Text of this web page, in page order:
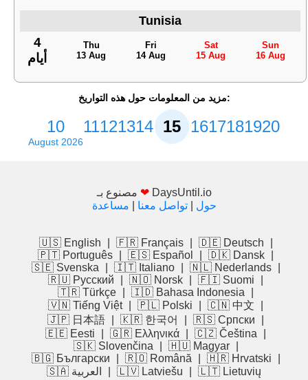
Tunisia
4
أيام
Thu
13 Aug
Fri
14 Aug
Sat
15 Aug
Sun
16 Aug
مزيد من المعلومات حول هذه التواريخ:
10
August 2026
11121314151617181920
❤ DaysUntil.io
حول |تواصل معنا مساعدة
🇺🇸 English 🇫🇷 Français 🇩🇪 Deutsch
🇵🇹 Português
🇪🇸 Español 🇩🇰 Dansk
🇸🇪 Svenska
🇮🇹 Italiano 🇳🇱 Nederlands
🇷🇺 Русский
🇳🇴 Norsk 🇫🇮 Suomi
🇹🇷 Türkçe
🇮🇩 Bahasa Indonesia
🇻🇳 Tiếng Việt
🇵🇱 Polski 🇨🇳 中文
🇯🇵 日本語
🇰🇷 한국어 🇷🇸 Српски
🇪🇪 Eesti
🇬🇷 Ελληνικά 🇨🇿 Čeština
🇸🇰 Slovenčina
🇭🇺 Magyar
🇧🇬 Български
🇷🇴 Română 🇭🇷 Hrvatski
🇸🇦 العربية
🇱🇻 Latviešu 🇱🇹 Lietuvių